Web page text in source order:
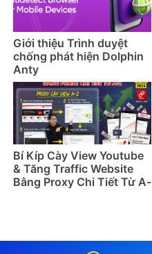
Giới thiệu Trình duyệt
chống phát hiện Dolphin
Anty
Bí Kíp Cày View Youtube
& Tăng Traffic Website
Bằng Proxy Chi Tiết Từ A-